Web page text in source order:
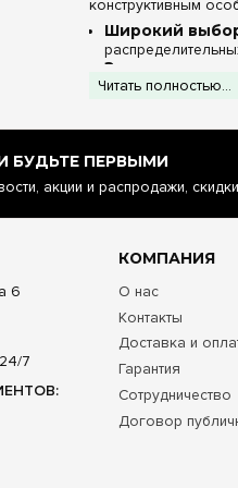
конструктивным
Широкий
Заводская
изолированными
Технические
Материал и
Линейка
Читать полностью...
БУДЬТЕ ПЕРВЫМИ
акции и распродажи,
6
7
КОМПАНИЯ
О нас
Контакты
Доставка и
Гарантия
Сотрудничество
Договор